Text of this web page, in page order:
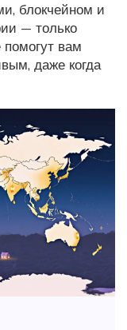
блокчейном и
— только
помогут вам
даже когда